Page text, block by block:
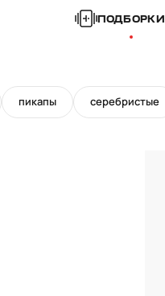
ПОДБОРКИ
пикапы серебристые